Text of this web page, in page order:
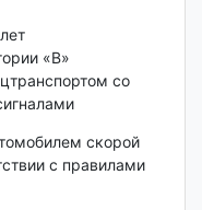
«В»
со
скорой
с правилами